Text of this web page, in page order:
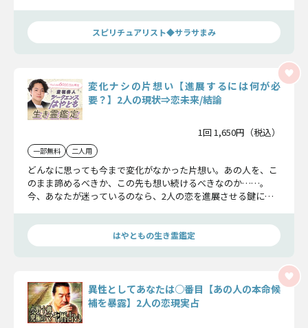
スピリチュアリスト◆サラサまみ
変化ナシの片想い【進展するには何が必
要？】2人の現状⇒恋未来/結論
1回 1,650円（税込）
一部無料 二人用
どんなに思っても今まで変化がなかった片想い。あの人を、こ
のまま諦めるべきか、この先も想い続けるべきなのか……。
今、あなたが迷っているのなら、2人の恋を進展させる鍵につ
はやともの生き霊鑑定
異性としてあなたは○番目【あの人の本命候
補を暴露】2人の恋現実占